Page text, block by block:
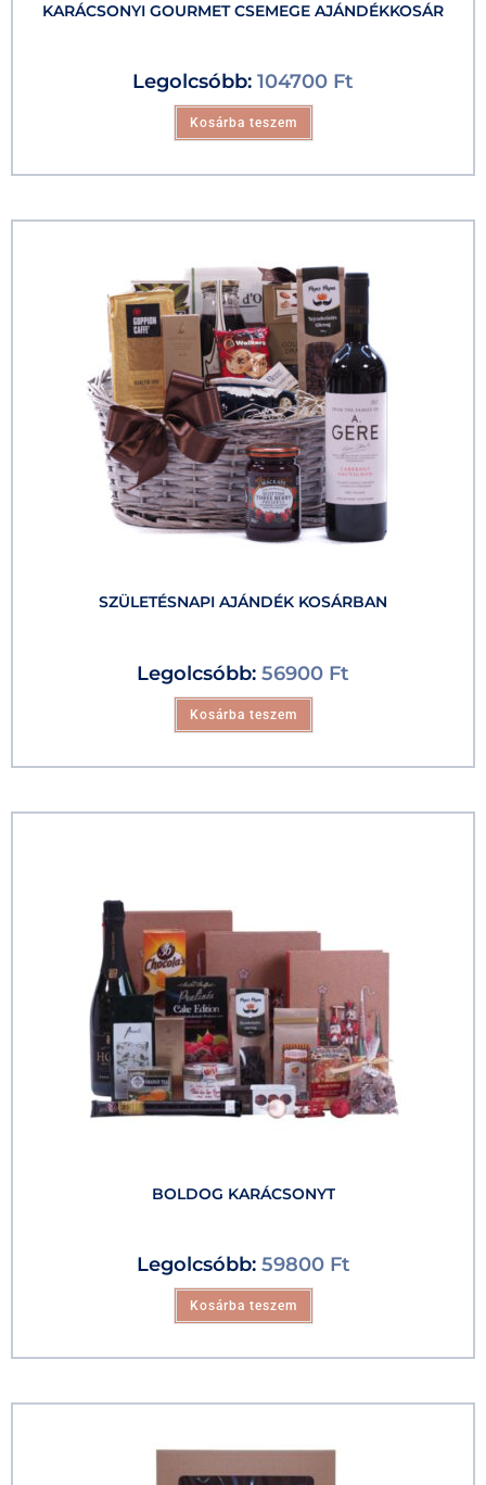
KARÁCSONYI GOURMET CSEMEGE AJÁNDÉKKOSÁR
Legolcsóbb: 104700 Ft
Kosárba teszem
SZÜLETÉSNAPI AJÁNDÉK KOSÁRBAN
Legolcsóbb: 56900 Ft
Kosárba teszem
BOLDOG KARÁCSONYT
Legolcsóbb: 59800 Ft
Kosárba teszem